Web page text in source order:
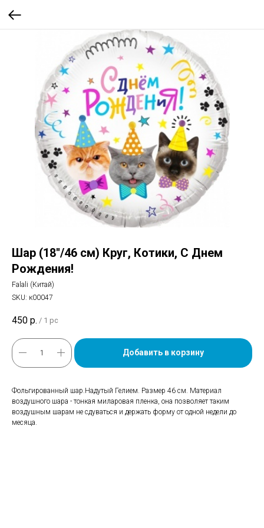
Шар (18''/46 см) Круг, Котики, С Днем
Рождения!
Falali (Китай)
SKU: к00047
450 р. / 1 pc
Добавить в корзину
Фольгированный шар.Надутый Гелием. Размер 46 см. Материал
воздушного шара - тонкая миларовая пленка, она позволяет таким
воздушным шарам не сдуваться и держать форму от одной недели до
месяца.